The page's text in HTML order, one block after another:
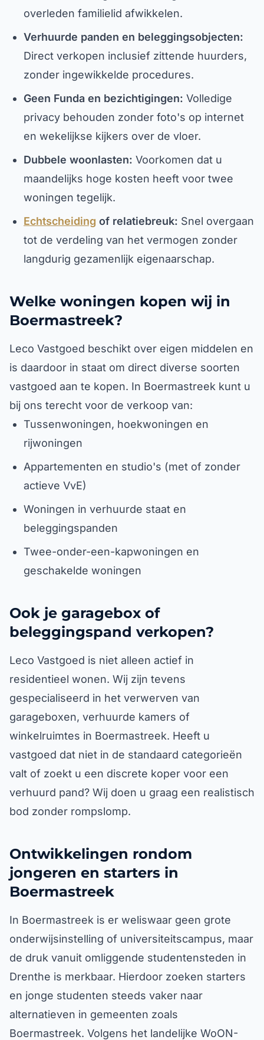
overleden familielid afwikkelen.
Verhuurde panden en beleggingsobjecten:
Direct verkopen inclusief zittende huurders,
zonder ingewikkelde procedures.
Geen Funda en bezichtigingen: Volledige
privacy behouden zonder foto's op internet
en wekelijkse kijkers over de vloer.
Dubbele woonlasten: Voorkomen dat u
maandelijks hoge kosten heeft voor twee
woningen tegelijk.
Echtscheiding of relatiebreuk: Snel overgaan
tot de verdeling van het vermogen zonder
langdurig gezamenlijk eigenaarschap.
Welke woningen kopen wij in
Boermastreek?
Leco Vastgoed beschikt over eigen middelen en
is daardoor in staat om direct diverse soorten
vastgoed aan te kopen. In Boermastreek kunt u
bij ons terecht voor de verkoop van:
Tussenwoningen, hoekwoningen en
rijwoningen
Appartementen en studio's (met of zonder
actieve VvE)
Woningen in verhuurde staat en
beleggingspanden
Twee-onder-een-kapwoningen en
geschakelde woningen
Ook je garagebox of
beleggingspand verkopen?
Leco Vastgoed is niet alleen actief in
residentieel wonen. Wij zijn tevens
gespecialiseerd in het verwerven van
garageboxen, verhuurde kamers of
winkelruimtes in Boermastreek. Heeft u
vastgoed dat niet in de standaard categorieën
valt of zoekt u een discrete koper voor een
verhuurd pand? Wij doen u graag een realistisch
bod zonder rompslomp.
Ontwikkelingen rondom
jongeren en starters in
Boermastreek
In Boermastreek is er weliswaar geen grote
onderwijsinstelling of universiteitscampus, maar
de druk vanuit omliggende studentensteden in
Drenthe is merkbaar. Hierdoor zoeken starters
en jonge studenten steeds vaker naar
alternatieven in gemeenten zoals
Boermastreek. Volgens het landelijke WoON-